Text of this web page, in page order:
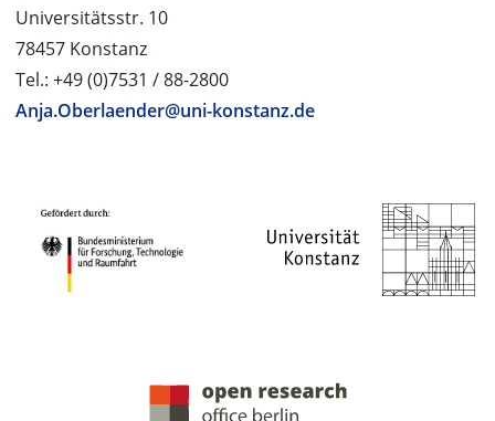
Universitätsstr. 10
78457 Konstanz
Tel.: +49 (0)7531 / 88-2800
Anja.Oberlaender@uni-konstanz.de